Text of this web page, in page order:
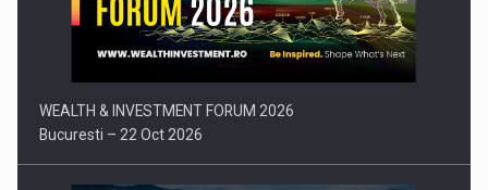
Comunicat de presa: Joburile part-time reincep sa intre pe…
WEALTH & INVESTMENT FORUM 2026
Bucuresti – 22 Oct 2026